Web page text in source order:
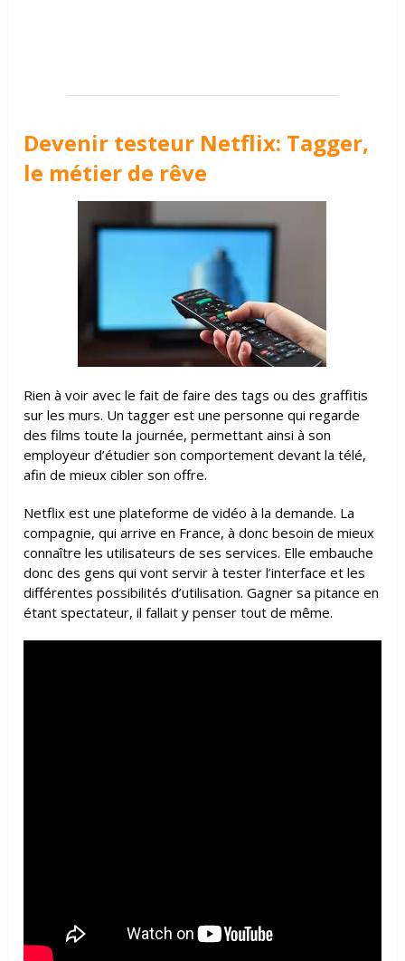
Devenir testeur Netflix: Tagger,
le métier de rêve
Rien à voir avec le fait de faire des tags ou des graffitis
sur les murs. Un tagger est une personne qui regarde
des films toute la journée, permettant ainsi à son
employeur d’étudier son comportement devant la télé,
afin de mieux cibler son offre.
Netflix est une plateforme de vidéo à la demande. La
compagnie, qui arrive en France, à donc besoin de mieux
connaître les utilisateurs de ses services. Elle embauche
donc des gens qui vont servir à tester l’interface et les
différentes possibilités d’utilisation. Gagner sa pitance en
étant spectateur, il fallait y penser tout de même.